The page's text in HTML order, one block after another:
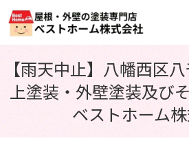
【雨天中止】八幡西区
上塗装・外壁塗装及び
ベストホーム